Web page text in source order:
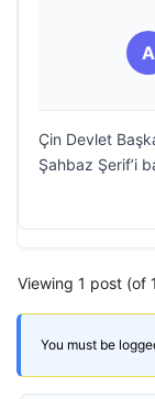
A
Çin Devlet
Şahbaz Şerif’i
Viewing 1 post (of
You must be